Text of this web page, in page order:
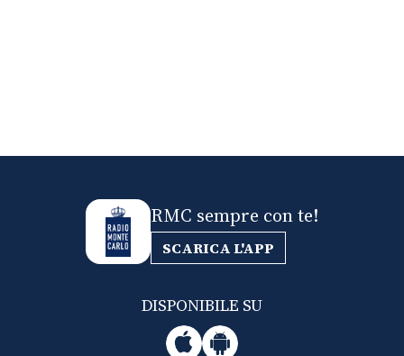
RMC sempre con te!
SCARICA L'APP
DISPONIBILE SU